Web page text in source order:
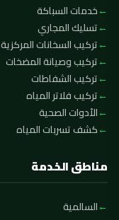
خدمات السباكة
تسليك المجاري
تركيب السخانات المركزية
تركيب وصيانة المضخات
تركيب الشفاطات
تركيب فلاتر المياه
الأدوات الصحية
كشف تسربات المياه
مناطق الخدمة
السالمية